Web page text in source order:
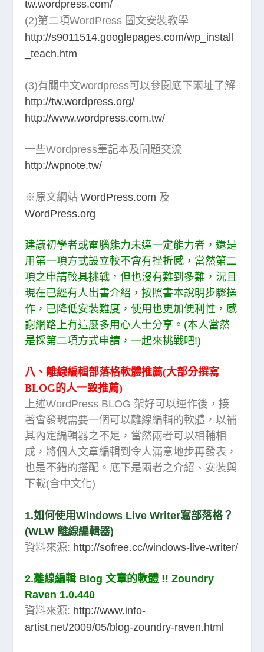
tw.wordpress.com/
(2)第二項WordPress 圖文安裝教學
http://s9011514.googlepages.com/wp_install
_teach.htm
(3)有關中文wordpress可以參閱底下兩址了解
http://tw.wordpress.org/
http://www.wordpress.com.tw/
一些Wordpress筆記本及問題交流
http://wpnote.tw/
※原文網站WordPress.com 及
WordPress.org
建議初學者或電腦能力未達一定能力者，還是
用第一項方式設立較不會有挫折感，當然第二
項之申請較具挑戰，但也沒有難到多難，況且
現在已經有人出書介紹，按照書本說明步驟操
作，已降低安裝難度，使用也更加便利性，感
謝網路上有這麼多用心人士分享。(本人當然
是採第二項方式申請，一起來挑戰吧!)
八、離線編輯部落格軟體推薦(大部分撰寫
BLOG的人一致推薦)
上述WordPress BLOG 架好可以運作後，接
著會發現需要一個可以離線編輯的軟體，以補
其內定編輯器之不足，當然兩者可以相輔相
成，將個人文章編輯到令人滿意地步再發表，
也是不錯的搭配。底下是兩者之介紹、安裝與
下載(含中文化)
1.如何使用Windows Live Writer寫部落格？
(WLW 離線編輯器)
資料來源: http://sofree.cc/windows-live-writer/
2.離線編輯 Blog 文章的軟體 !! Zoundry
Raven 1.0.440
資料來源: http://www.info-
artist.net/2009/05/blog-zoundry-raven.html